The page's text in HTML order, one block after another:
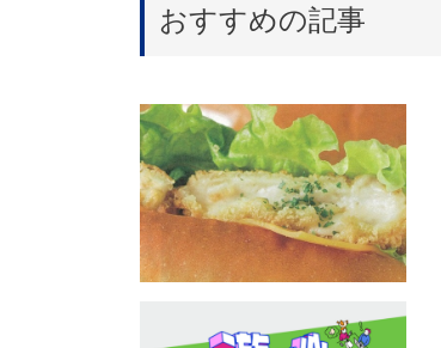
おすすめの記事